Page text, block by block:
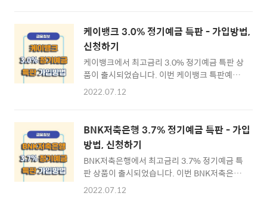
우체국 신한우정적금은 출시 2개월만에 적금가
입이 4만여좌에 달할 정도로 호응이 좋은 적축
상품으로 이번 금리인상으로 더 많은 가입자들
이 몰릴것으로 예상되는데 아래 내용에서 우체
국x신한카드 정기적금 상품안내 및 가입 신청방
법에 대하여 알아보도록 하겠습니다. ※ [목차]
☜ ⊙ 3. 정기적금 가입하기 ☜ 우체국예금x신
한카드 우정적금 9.2% 알아보기 ▶ 우체국 신
한 우정적금 "가입정보" 우체..
케이뱅크 3.0% 정기예금 특판 - 가입방법,
신청하기
케이뱅크에서 최고금리 3.0% 정기예금 특판 상
품이 출시되었습니다. 이번 케이뱅크 특판예금
"코드k정기예금" 상품은 가입기간 100일에 금
이 가능합니다. 케이뱅크 정기예금 특판 상품안
내 및 가입 신청방법에 대하여 알아보도록 하겠
습니다. ※ [목차] 케이뱅크 3.0% 정기예금 특
판 ⊙ 1. 정기예금 알아보기 ☜ ⊙ 2. 정기예금
준비하기 ☜ ⊙ 3. 정기예금 가입하기 ☜ 케이
뱅크 3.0% 정기예금 특판 알아보기 ▶ "코드k
2022.07.12
BNK저축은행 3.7% 정기예금 특판 - 가입
방법, 신청하기
BNK저축은행에서 최고금리 3.7% 정기예금 특
판 상품이 출시되었습니다. 이번 BNK저축은행
특판예금 "정기예금" 및 "삼삼한정기예금" 상
2022.07.12